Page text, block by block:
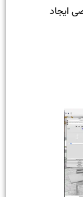
ایجاد